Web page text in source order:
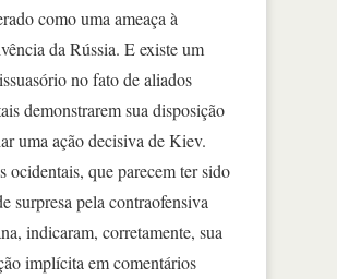
como uma ameaça à
da Rússia. E existe um
no fato de aliados
demonstrarem sua disposição
uma ação decisiva de Kiev.
ocidentais, que parecem ter sido
surpresa pela contraofensiva
indicaram, corretamente, sua
implícita em comentários